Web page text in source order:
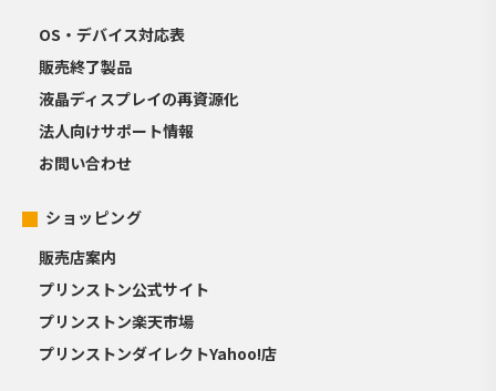
OS・デバイス対応表
販売終了製品
液晶ディスプレイの再資源化
法人向けサポート情報
お問い合わせ
ショッピング
販売店案内
プリンストン公式サイト
プリンストン楽天市場
プリンストンダイレクトYahoo!店